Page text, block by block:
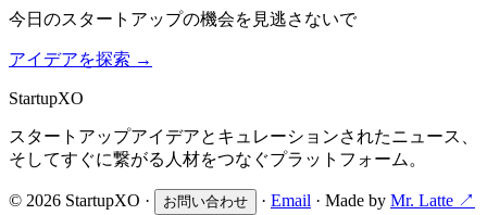
今日のスタートアップの機会を見逃さないで
アイデアを探索 →
StartupXO
スタートアップアイデアとキュレーションされたニュース、
そしてすぐに繋がる人材をつなぐプラットフォーム。
© 2026 StartupXO · お問い合わせ · Email · Made by Mr. Latte ↗